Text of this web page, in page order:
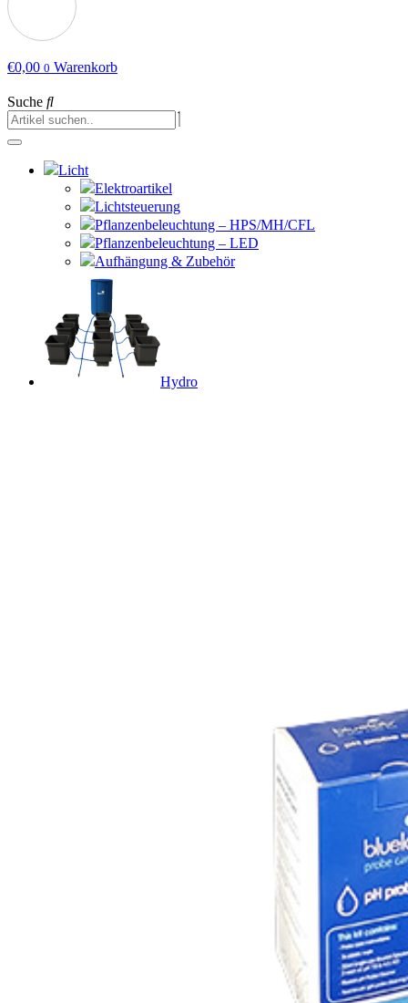
€0,00 0 Warenkorb
Suche
Licht
Elektroartikel
Lichtsteuerung
Pflanzenbeleuchtung – HPS/MH/CFL
Pflanzenbeleuchtung – LED
Aufhängung & Zubehör
Hydro